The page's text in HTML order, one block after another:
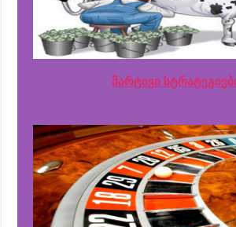
მარტივი